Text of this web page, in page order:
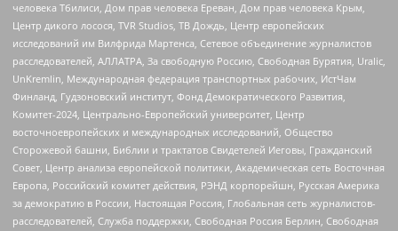
человека Тбилиси, Дом прав человека Ереван, Дом прав человека Крым,
Центр дикого лосося, TVR Studios, ТВ Дождь, Центр европейских
исследований им Вилфрида Мартенса, Сетевое объединение журналистов
расследователей, АЛЛАТРА, За свободную Россию, Свободная Бурятия, Uralic,
UnKremlin, Международная федерация транспортных рабочих, ИстЧам
Финланд, Гудзоновский институт, Фонд Демократического Развития,
Комитет-2024, Центрально-Европейский университет, Центр
восточноевропейских и международных исследований, Общество
Сторожевой башни, Библии и трактатов Свидетелей Иеговы, Гражданский
Совет, Центр анализа европейской политики, Академическая сеть Восточная
Европа, Российский комитет действия, РЭНД корпорейшн, Русская Америка
за демократию в России, Настоящая Россия, Глобальная сеть журналистов-
расследователей, Служба поддержки, Свободная Россия Берлин, Свободная